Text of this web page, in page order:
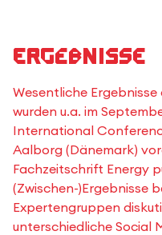
Ergebnisse
Wesentliche
wurden u.a. im
International
Aalborg (Dänemark)
Fachzeitschrift Energy
(Zwischen-)Ergebnisse
Expertengruppen
unterschiedliche Social